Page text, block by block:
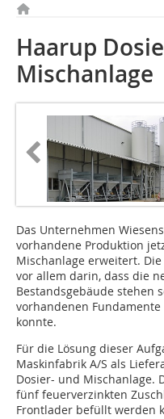
Haarup
Mischanlage
Das Unternehmen
vorhandene Produktion
Mischanlage erweitert.
vor allem darin, dass die
Bestandsgebäude stehen
vorhandenen
konnte.
Für die Lösung dieser
Maskinfabrik A/S als
Dosier- und Mischanlage.
fünf feuerverzinkten
Frontlader befüllt werden